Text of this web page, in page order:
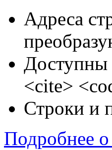
Адреса
Доступны
<cite>
Строки и
Подробнее